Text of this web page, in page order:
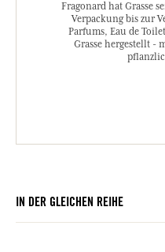
Fragonard hat Grasse
Verpackung bis zur
Parfums, Eau de
Grasse hergestellt -
IN DER GLEICHEN REIHE